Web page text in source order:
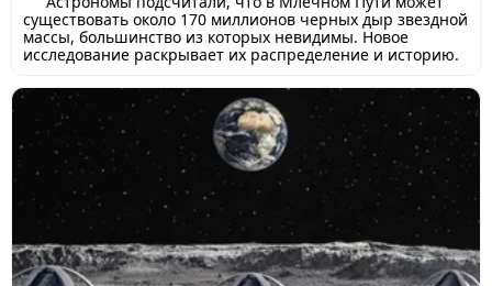
существовать около 170 миллионов черных дыр звездной
массы, большинство из которых невидимы. Новое
исследование раскрывает их распределение и историю.